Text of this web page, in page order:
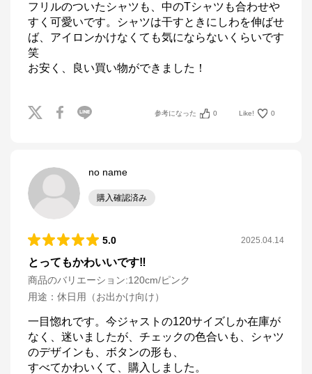
フリルのついたシャツも、中のTシャツも合わせや
すく可愛いです。シャツは干すときにしわを伸ばせ
ば、アイロンかけなくても気にならないくらいです
笑
お安く、良い買い物ができました！
参考になった 0 Like! 0
no name
購入確認済み
5.0 2025.04.14
とってもかわいいです‼️
商品のバリエーション:120cm/ピンク
用途 ： 休日用（お出かけ向け）
一目惚れです。今ジャストの120サイズしか在庫が
なく、迷いましたが、チェックの色合いも、シャツ
のデザインも、ボタンの形も、
すべてかわいくて、購入しました。